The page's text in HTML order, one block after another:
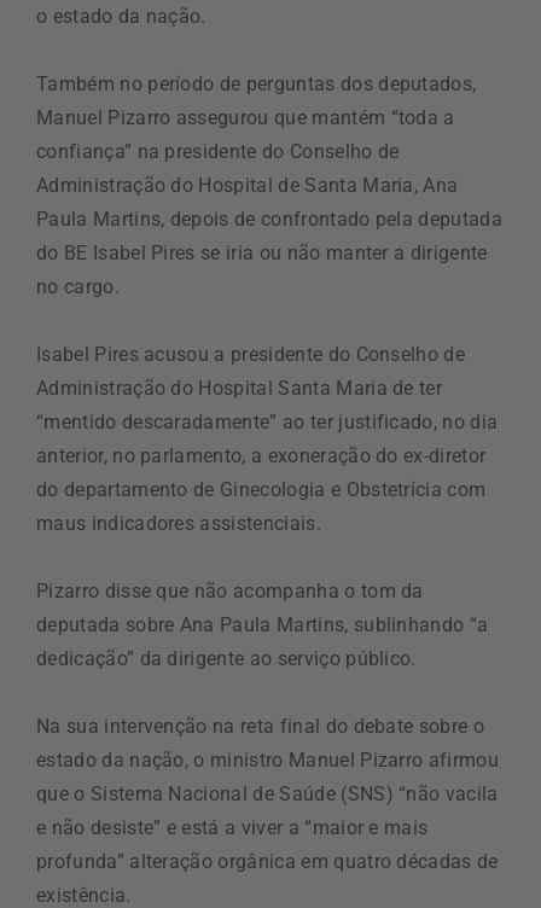
o estado da nação.
Também no período de perguntas dos deputados,
Manuel Pizarro assegurou que mantém “toda a
confiança” na presidente do Conselho de
Administração do Hospital de Santa Maria, Ana
Paula Martins, depois de confrontado pela deputada
do BE Isabel Pires se iria ou não manter a dirigente
no cargo.
Isabel Pires acusou a presidente do Conselho de
Administração do Hospital Santa Maria de ter
“mentido descaradamente” ao ter justificado, no dia
anterior, no parlamento, a exoneração do ex-diretor
do departamento de Ginecologia e Obstetrícia com
maus indicadores assistenciais.
Pizarro disse que não acompanha o tom da
deputada sobre Ana Paula Martins, sublinhando “a
dedicação” da dirigente ao serviço público.
Na sua intervenção na reta final do debate sobre o
estado da nação, o ministro Manuel Pizarro afirmou
que o Sistema Nacional de Saúde (SNS) “não vacila
e não desiste” e está a viver a “maior e mais
profunda” alteração orgânica em quatro décadas de
existência.